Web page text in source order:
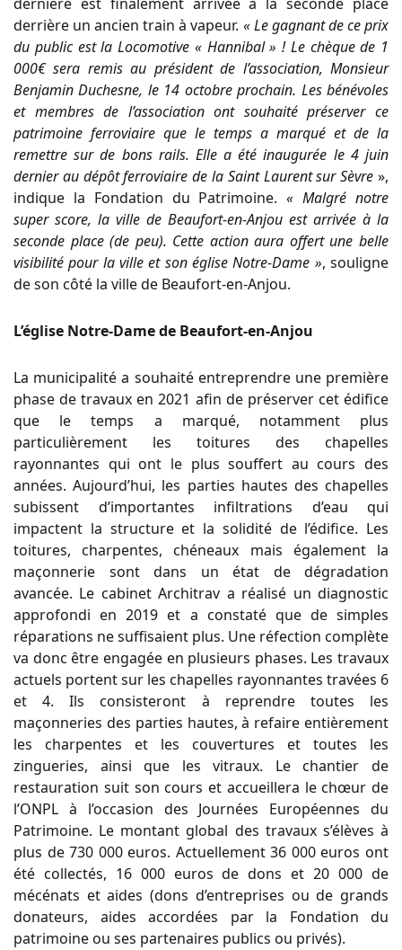
dernière est finalement arrivée à la seconde place
derrière un ancien train à vapeur. « Le gagnant de ce prix
du public est la Locomotive « Hannibal » ! Le chèque de 1
000€ sera remis au président de l’association, Monsieur
Benjamin Duchesne, le 14 octobre prochain. Les bénévoles
et membres de l’association ont souhaité préserver ce
patrimoine ferroviaire que le temps a marqué et de la
remettre sur de bons rails. Elle a été inaugurée le 4 juin
dernier au dépôt ferroviaire de la Saint Laurent sur Sèvre »,
indique la Fondation du Patrimoine.« Malgré notre
super score, la ville de Beaufort-en-Anjou est arrivée à la
seconde place (de peu). Cette action aura offert une belle
visibilité pour la ville et son église Notre-Dame », souligne
de son côté la ville de Beaufort-en-Anjou.
L’église Notre-Dame de Beaufort-en-Anjou
La municipalité a souhaité entreprendre une première
phase de travaux en 2021 afin de préserver cet édifice
que le temps a marqué, notamment plus
particulièrement les toitures des chapelles
rayonnantes qui ont le plus souffert au cours des
années. Aujourd’hui, les parties hautes des chapelles
subissent d’importantes infiltrations d’eau qui
impactent la structure et la solidité de l’édifice. Les
toitures, charpentes, chéneaux mais également la
maçonnerie sont dans un état de dégradation
avancée. Le cabinet Architrav a réalisé un diagnostic
approfondi en 2019 et a constaté que de simples
réparations ne suffisaient plus. Une réfection complète
va donc être engagée en plusieurs phases. Les travaux
actuels portent sur les chapelles rayonnantes travées 6
et 4. Ils consisteront à reprendre toutes les
maçonneries des parties hautes, à refaire entièrement
les charpentes et les couvertures et toutes les
zingueries, ainsi que les vitraux. Le chantier de
restauration suit son cours et accueillera le chœur de
l’ONPL à l’occasion des Journées Européennes du
Patrimoine. Le montant global des travaux s’élèves à
plus de 730 000 euros. Actuellement 36 000 euros ont
été collectés, 16 000 euros de dons et 20 000 de
mécénats et aides (dons d’entreprises ou de grands
donateurs, aides accordées par la Fondation du
patrimoine ou ses partenaires publics ou privés).